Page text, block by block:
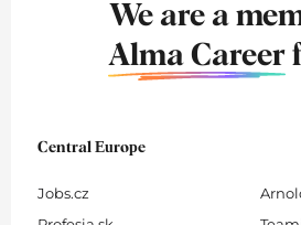
We are a
Alma Career
Central Europe
Jobs.cz